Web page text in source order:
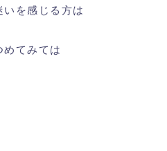
いを感じる方は
めてみては